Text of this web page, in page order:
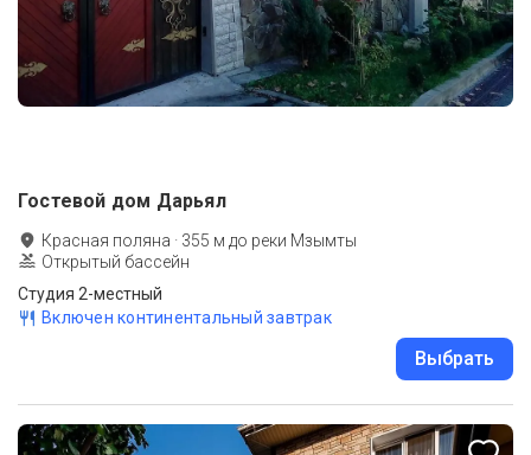
Гостевой дом Дарьял
Красная поляна · 355 м до реки Мзымты
Открытый бассейн
Студия 2-местный
Включен континентальный завтрак
Выбрать